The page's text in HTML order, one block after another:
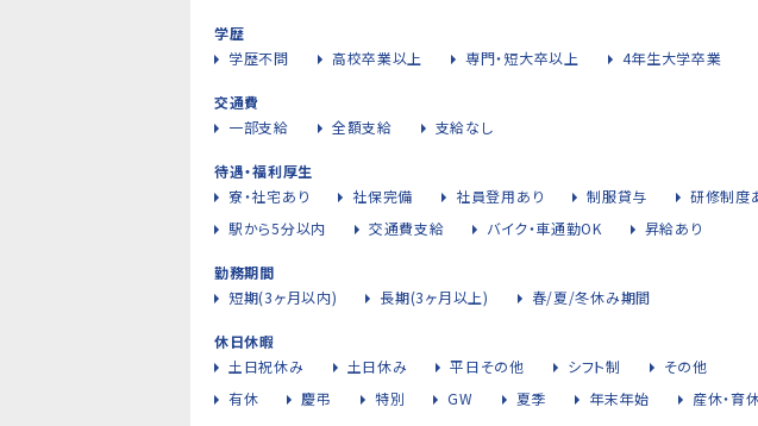
学歴
学歴不問
高校卒業以上 専門・短大卒以上 4年生大学卒業
交通費
一部支給
全額支給 支給なし
待遇・福利厚生
寮・社宅あり
社保完備 社員登用あり 制服貸与 研修制度
駅から5分以内
交通費支給 バイク・車通勤OK 昇給あり
勤務期間
短期(3ヶ月以内)
長期(3ヶ月以上) 春/夏/冬休み期間
休日休暇
土日祝休み
土日休み 平日その他 シフト制
その他
有休
慶弔 特別 GW 夏季 年末年始 産休・育